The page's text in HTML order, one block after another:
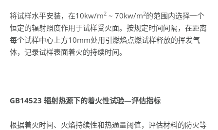
将试样水平安装，在10kw/m2 ~ 70kw/m2的范围内选择一个
恒定的辐射照度作用于试样受火面。按规定时间间隔，在距离
每个试样中心上方10mm处用引燃焰点燃试样释放的挥发气
体，记录试样表面着火的持续时间。
GB14523 辐射热源下的着火性试验—评估指标
根据着火时间、火焰持续性和热通量阈值，评估材料的防火等